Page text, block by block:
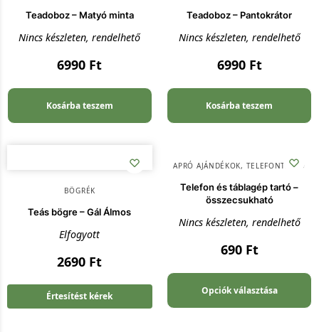
Teadoboz – Matyó minta
Nincs készleten, rendelhető
6990 Ft
Kosárba teszem
Teadoboz – Pantokrátor
Nincs készleten, rendelhető
6990 Ft
Kosárba teszem
BÖGRÉK
Teás bögre – Gál Álmos
Elfogyott
2690 Ft
Értesítést kérek
APRÓ AJÁNDÉKOK, TELEFONTARTÓ
Telefon és táblagép tartó –
összecsukható
Nincs készleten, rendelhető
690 Ft
Opciók választása